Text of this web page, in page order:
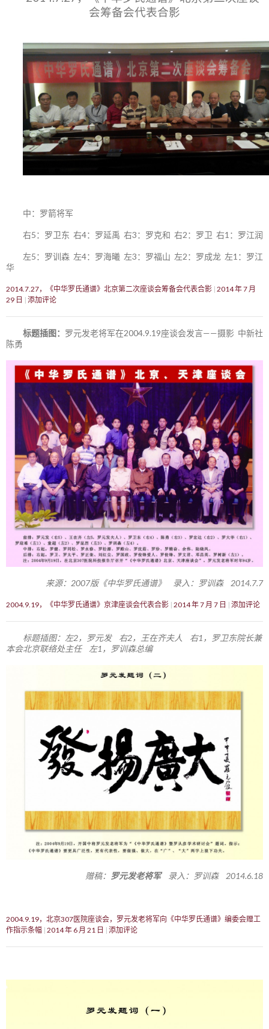
会筹备会代表合影
中：罗箭将军
右5：罗卫东 右4：罗延禹 右3：罗克和 右2：罗卫 右1：罗江润
左5：罗训森 左4：罗海曦 左3：罗福山 左2：罗成龙 左1：罗江
华
2014.7.27，《中华罗氏通谱》北京第二次座谈会筹备会代表合影 2014 年 7 月
29 日
添加评论
标题插图： 罗元发老将军在2004.9.19座谈会发言——摄影 中新社
陈勇
来源：2007版《中华罗氏通谱》 录入：罗训森 2014.7.7
2004.9.19，《中华罗氏通谱》京津座谈会代表合影 2014 年 7 月 7 日 添加评论
标题插图：左2，罗元发 右2，王在齐夫人 右1，罗卫东院长兼
本会北京联络处主任 左1，罗训森总编
赠稿： 罗元发老将军录入：罗训森 2014.6.18
2004.9.19，北京307医院座谈会，罗元发老将军向《中华罗氏通谱》编委会赠工
作指示条幅 2014 年 6 月 21 日 添加评论